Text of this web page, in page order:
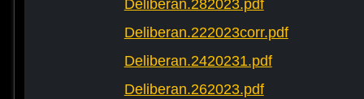
Deliberan.282023.pdf
Deliberan.222023corr.pdf
Deliberan.2420231.pdf
Deliberan.262023.pdf